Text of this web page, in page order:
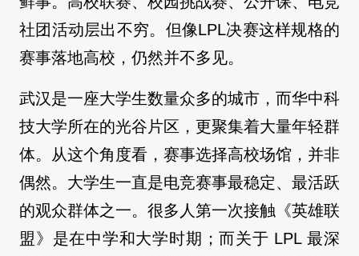
社团活动层出不穷。但像LPL决赛这样规格的
赛事落地高校，仍然并不多见。
武汉是一座大学生数量众多的城市，而华中科
技大学所在的光谷片区，更聚集着大量年轻群
体。从这个角度看，赛事选择高校场馆，并非
偶然。大学生一直是电竞赛事最稳定、最活跃
的观众群体之一。很多人第一次接触《英雄联
盟》是在中学和大学时期；而关于 LPL 最深